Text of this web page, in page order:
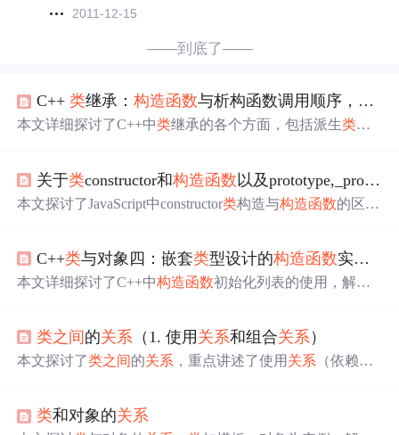
2011-12-15
——到底了——
C++类继承：构造函数与析构函数调用顺序，派生
本文详细探讨了C++中类继承的各个方面，包括派生类构
的特殊关系，公有继承的特性，以及虚函数的工作原理和
注意事项。重点讲解了公有继承中的多态性和虚函数在实
关于类constructor和构造函数 以及prototype,_proto_
本文探讨了JavaScript中constructor类构造与构造函数的区
色，以及实例和原型的 关系。
C++类与对象四：嵌套类型设计的构造函数实现、this指针和成员方法
本文详细探讨了C++中构造函数初始化列表的使用，解释
指向类型成员的指针的实例，涵盖了普通成员变量、静态
成员变量、普通成员方法和静态成员方法的指针使用。
类之间的关系 （1. 使用 关系和组合关系 ）
本文探讨了类之间的关系 ，重点讲述了使用 关系 （依赖关
包含另一个类的对象作为其成员，形成长期的
类和对象的关系